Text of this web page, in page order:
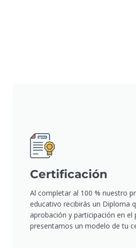
Certificación
Al completar al 100 % nuestro
educativo recibirás un Diploma
aprobación y participación en el
presentamos un modelo de tu